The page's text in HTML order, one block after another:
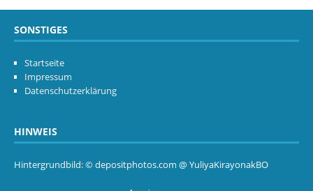
SONSTIGES
Startseite
Impressum
Datenschutzerklärung
HINWEIS
Hintergrundbild: © depositphotos.com @ YuliyaKirayonakBO